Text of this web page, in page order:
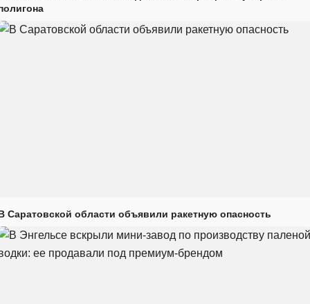
Саратовской области объявили ракетную опасность